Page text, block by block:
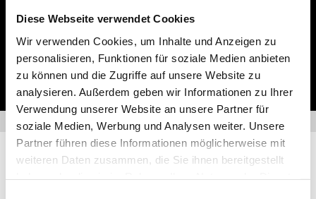
Diese Webseite verwendet Cookies
Wir verwenden Cookies, um Inhalte und Anzeigen zu
personalisieren, Funktionen für soziale Medien anbieten
zu können und die Zugriffe auf unsere Website zu
analysieren. Außerdem geben wir Informationen zu Ihrer
Verwendung unserer Website an unsere Partner für
soziale Medien, Werbung und Analysen weiter. Unsere
Partner führen diese Informationen möglicherweise mit
weiteren Daten zusammen, die Sie ihnen bereitgestellt
Tauche ein in die Welt von Aprilia und entdecke exklusive
MEHR ENTDECKEN
Der offizielle Aprilia Online Shop